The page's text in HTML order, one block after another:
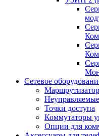
Сетевое
Точки доступа
Коммутаторы
Опции для